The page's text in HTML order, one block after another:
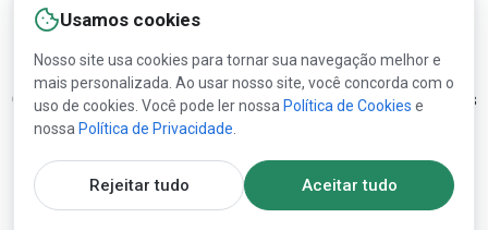
Usamos cookies
Nosso site usa cookies para tornar sua navegação melhor e
mais personalizada. Ao usar nosso site, você concorda com o
uso de cookies. Você pode ler nossa Política de Cookies e
nossa Política de Privacidade
Rejeitar tudo Aceitar tudo
Copyright © 2000-2026 Lesprom Network. Todos os direitos
reservados.
A republicação de conteúdo da Lesprom Network é proibida
sem consentimento prévio por escrito da Lesprom Network.